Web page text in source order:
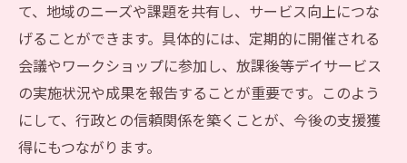
て、地域のニーズや課題を共有し、サービス向上につな
げることができます。具体的には、定期的に開催される
会議やワークショップに参加し、放課後等デイサービス
の実施状況や成果を報告することが重要です。このよう
にして、行政との信頼関係を築くことが、今後の支援獲
得にもつながります。